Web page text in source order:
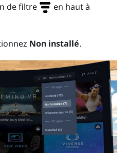
de filtre
en haut à
Non installé.